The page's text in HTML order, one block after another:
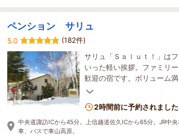
ペンション サリュ
5.0
(182件)
サリュ「Ｓａｌｕｔ！」は
いった軽い挨拶。ファミリ
歓迎の宿です。ボリューム
庭料理とおかみ厳選１６種
2時間前に予約されました
中央道諏訪ICから45分。上信越道佐久ICから65分。JR中
車、バスで車山高原。